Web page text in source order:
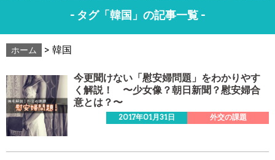
- タグ「韓国」の記事一覧 -
ホーム > 韓国
今更聞けない「慰安婦問題」をわかりやす
く解説！ 〜少女像？朝日新聞？慰安婦合
意とは？〜
外交の課題
2017年01月31日